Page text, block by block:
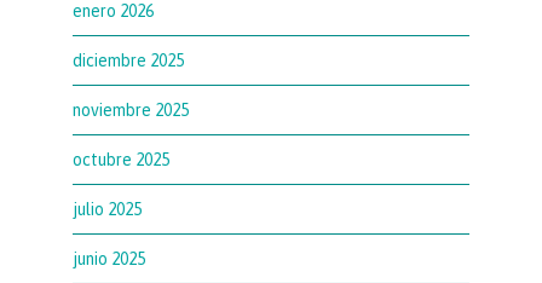
enero 2026
diciembre 2025
noviembre 2025
octubre 2025
julio 2025
junio 2025